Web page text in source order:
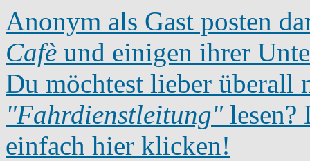
Anonym als Gast posten
Cafè und einigen ihrer
Du möchtest lieber überall
"Fahrdienstleitung"lesen?
einfach hier klicken!